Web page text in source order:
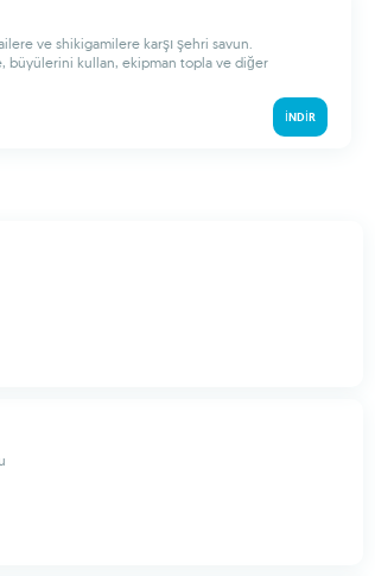
ve shikigamilere karşı şehri savun.
büyülerini kullan, ekipman topla ve diğer
İNDIR